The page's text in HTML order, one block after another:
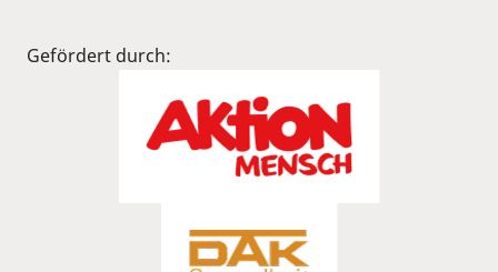
Gefördert durch: